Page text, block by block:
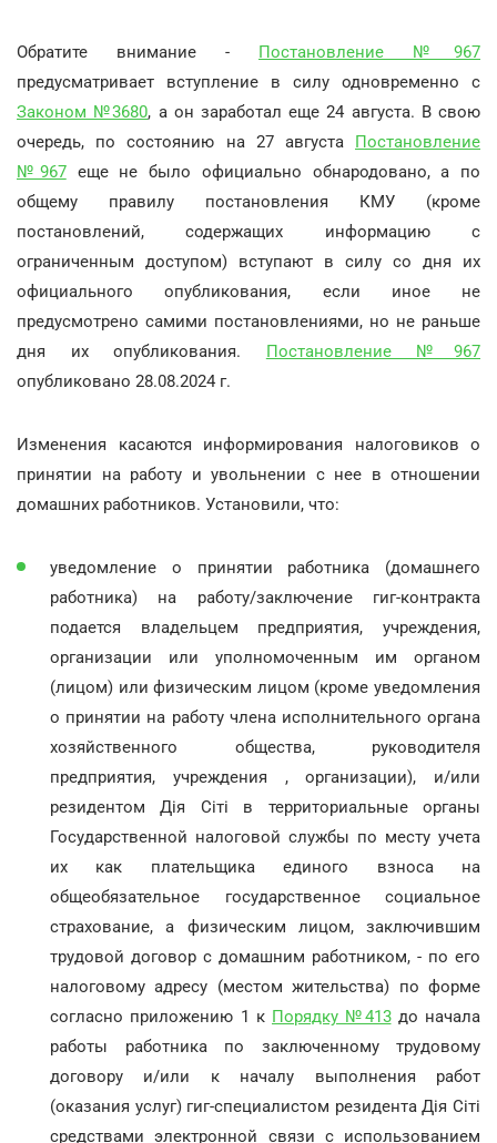
Обратите внимание - Постановление №967
предусматривает вступление в силу одновременно с
Законом №3680, а он заработал еще 24 августа. В свою
очередь, по состоянию на 27 августа Постановление
№967еще не было официально обнародовано, а по
общему правилу постановления КМУ (кроме
постановлений, содержащих информацию с
ограниченным доступом) вступают в силу со дня их
официального опубликования, если иное не
предусмотрено самими постановлениями, но не раньше
дня их опубликования. Постановление №967
опубликовано 28.08.2024 г.
Изменения касаются информирования налоговиков о
принятии на работу и увольнении с нее в отношении
домашних работников. Установили, что:
уведомление о принятии работника (домашнего
работника) на работу/заключение гиг-контракта
подается владельцем предприятия, учреждения,
организации или уполномоченным им органом
(лицом) или физическим лицом (кроме уведомления
о принятии на работу члена исполнительного органа
хозяйственного общества, руководителя
предприятия, учреждения , организации), и/или
резидентом Дія Сіті в территориальные органы
Государственной налоговой службы по месту учета
их как плательщика единого взноса на
общеобязательное государственное социальное
страхование, а физическим лицом, заключившим
трудовой договор с домашним работником, - по его
налоговому адресу (местом жительства) по форме
согласно приложению 1 к Порядку №413до начала
работы работника по заключенному трудовому
договору и/или к началу выполнения работ
(оказания услуг) гиг-специалистом резидента Дія Сіті
средствами электронной связи с использованием